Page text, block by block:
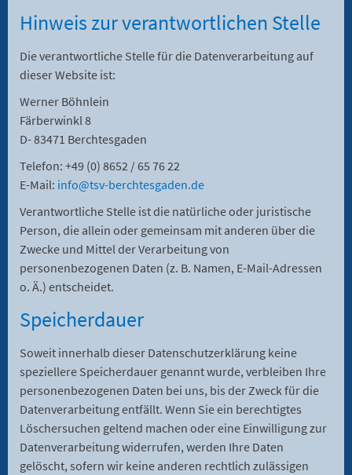
Hinweis zur verantwortlichen Stelle
Die verantwortliche Stelle für die Datenverarbeitung auf
dieser Website ist:
Werner Böhnlein
Färberwinkl 8
D- 83471 Berchtesgaden
Telefon: +49 (0) 8652 / 65 76 22
E-Mail: info@tsv-berchtesgaden.de
Verantwortliche Stelle ist die natürliche oder juristische
Person, die allein oder gemeinsam mit anderen über die
Zwecke und Mittel der Verarbeitung von
personenbezogenen Daten (z. B. Namen, E-Mail-Adressen
o. Ä.) entscheidet.
Speicherdauer
Soweit innerhalb dieser Datenschutzerklärung keine
speziellere Speicherdauer genannt wurde, verbleiben Ihre
personenbezogenen Daten bei uns, bis der Zweck für die
Datenverarbeitung entfällt. Wenn Sie ein berechtigtes
Löschersuchen geltend machen oder eine Einwilligung zur
Datenverarbeitung widerrufen, werden Ihre Daten
gelöscht, sofern wir keine anderen rechtlich zulässigen